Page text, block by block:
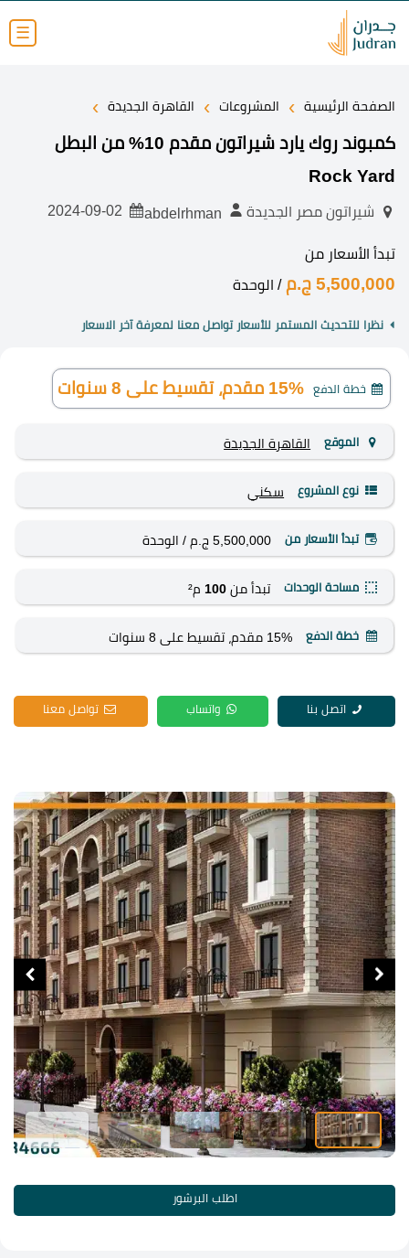
☰
الصفحة الرئيسية › المشروعات › القاهرة الجديدة ›
كمبوند روك يارد شيراتون مقدم 10% من البطل
Rock Yard
شيراتون مصر الجديدة
تبدأ الأسعار من
5,500,000 ج.م / الوحدة
نظرا للتحديث المستمر للأسعار تواصل معنا لمعرفة آخر الاسعار
خطة الدفع 15% مقدم، تقسيط على 8 سنوات
الموقع القاهرة الجديدة
نوع المشروع سكني
تبدأ الأسعار من 5,500,000 ج.م / الوحدة
مساحة الوحدات تبدأ من 100 م²
خطة الدفع 15% مقدم، تقسيط على 8 سنوات
اتصل بنا واتساب تواصل معنا
اطلب البرشور